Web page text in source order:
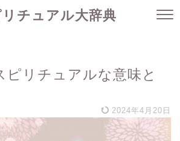
チュアル大辞典
ピリチュアルな意味と
2024年4月20日